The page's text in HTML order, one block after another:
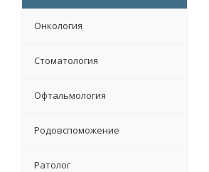
Онкология
Стоматология
Офтальмология
Родовспоможение
Ратолог